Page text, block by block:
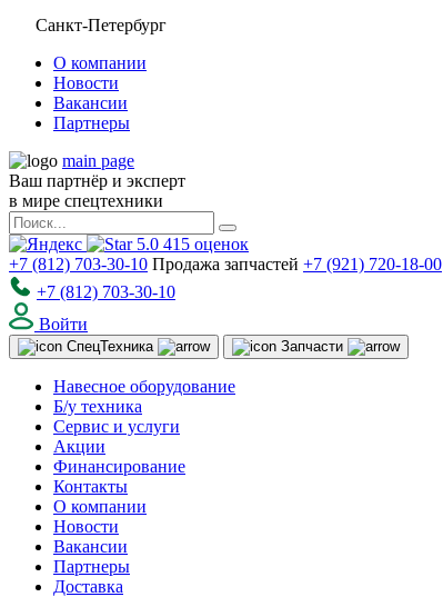
Санкт-Петербург
О компании
Новости
Вакансии
Партнеры
main page
Ваш партнёр и эксперт
в мире спецтехники
5.0 415 оценок
+7 (812) 703-30-10 Продажа запчастей +7 (921) 720-18-00
+7 (812) 703-30-10
Войти
СпецТехника Запчасти
Навесное оборудование
Б/у техника
Сервис и услуги
Акции
Финансирование
Контакты
О компании
Новости
Вакансии
Партнеры
Доставка